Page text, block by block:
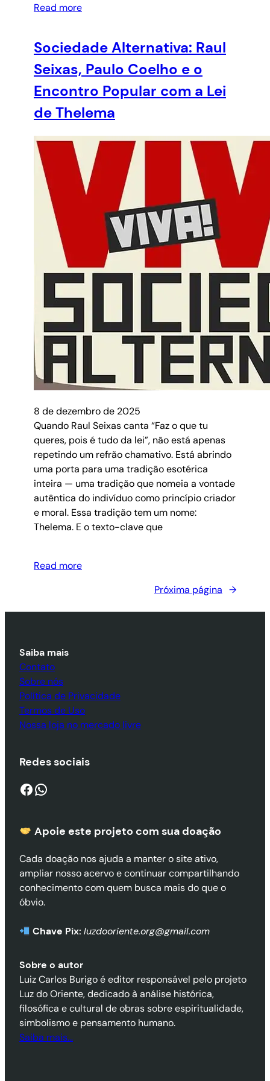
Read more
Sociedade Alternativa: Raul
Seixas, Paulo Coelho e o
Encontro Popular com a Lei
de Thelema
8 de dezembro de 2025
Quando Raul Seixas canta “Faz o que tu
queres, pois é tudo da lei”, não está apenas
repetindo um refrão chamativo. Está abrindo
uma porta para uma tradição esotérica
inteira — uma tradição que nomeia a vontade
autêntica do indivíduo como princípio criador
e moral. Essa tradição tem um nome:
Thelema. E o texto-clave que
Read more
Próxima página →
Saiba mais
Contato
Sobre nós
Política de Privacidade
Termos de Uso
Nossa loja no mercado livre
Redes sociais
Facebook WhatsApp
Apoie este projeto com sua doação
Cada doação nos ajuda a manter o site ativo,
ampliar nosso acervo e continuar compartilhando
conhecimento com quem busca mais do que o
óbvio.
Chave Pix: luzdooriente.org@gmail.com
Sobre o autor
Luiz Carlos Burigo é editor responsável pelo projeto
Luz do Oriente, dedicado à análise histórica,
filosófica e cultural de obras sobre espiritualidade,
simbolismo e pensamento humano.
Saiba mais…